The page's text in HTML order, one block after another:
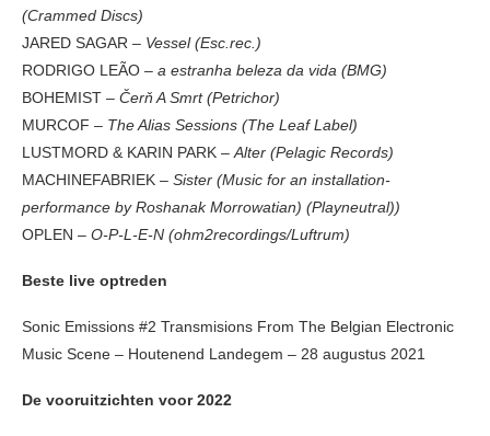
(Crammed Discs)
JARED SAGAR – Vessel (Esc.rec.)
RODRIGO LEÃO – a estranha beleza da vida (BMG)
BOHEMIST – Čerň A Smrt (Petrichor)
MURCOF – The Alias Sessions (The Leaf Label)
LUSTMORD & KARIN PARK –Alter (Pelagic Records)
MACHINEFABRIEK – Sister (Music for an installation-
performance by Roshanak Morrowatian) (Playneutral))
OPLEN – O-P-L-E-N (ohm2recordings/Luftrum)
Beste live optreden
Sonic Emissions #2 Transmisions From The Belgian Electronic
Music Scene – Houtenend Landegem – 28 augustus 2021
De vooruitzichten voor 2022